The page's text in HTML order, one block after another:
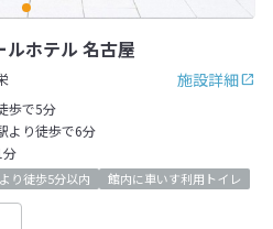
ルホテル 名古屋
施設詳細
歩で5分
より徒歩で6分
分
り徒歩5分以内 館内に車いす利用トイレ